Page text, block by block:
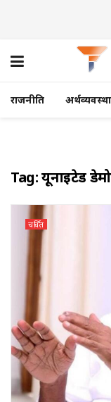
राजनीति अर्थव्यवस्था
Tag:यूनाइटेड
चर्चित